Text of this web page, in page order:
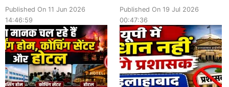
Published On 11 Jun 2026
14:46:59
Published On 19 Jul 2026
00:47:36